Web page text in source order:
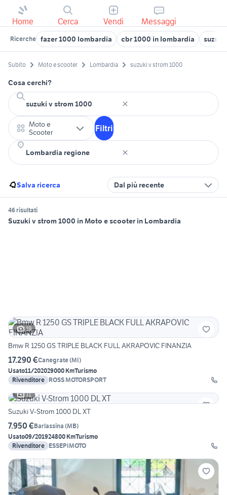
Home Cerca Vendi Messaggi
Ricerche fazer 1000 lombardia cbr 1000 in lombardia
Subito Moto e scooter Lombardia suzuki v strom 1000
Cosa cerchi?
Moto e
Scooter
Filtri
Salva ricerca Dal più recente
46 risultati
Suzuki v strom 1000 in Moto e scooter in Lombardia
19
Bmw R 1250 GS TRIPLE BLACK FULL AKRAPOVIC FINANZIA
17.290 €Canegrate(MI)
Usato11/202029000 KmTurismo
Rivenditore ROSS MOTORSPORT
11
Suzuki V-Strom 1000 DL XT
7.950 €Barlassina (MB)
Usato09/201924800 KmTurismo
Rivenditore ESSEPIMOTO